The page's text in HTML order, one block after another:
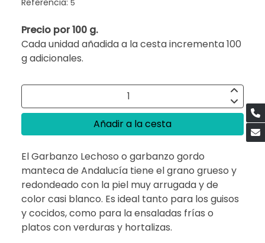
5
Precio por 100 g.
Cada unidad añadida a la cesta incrementa 100
g adicionales.
Añadir a la cesta
El Garbanzo Lechoso o garbanzo gordo
manteca de Andalucía tiene el grano grueso y
redondeado con la piel muy arrugada y de
color casi blanco. Es ideal tanto para los guisos
y cocidos, como para la ensaladas frías o
platos con verduras y hortalizas.